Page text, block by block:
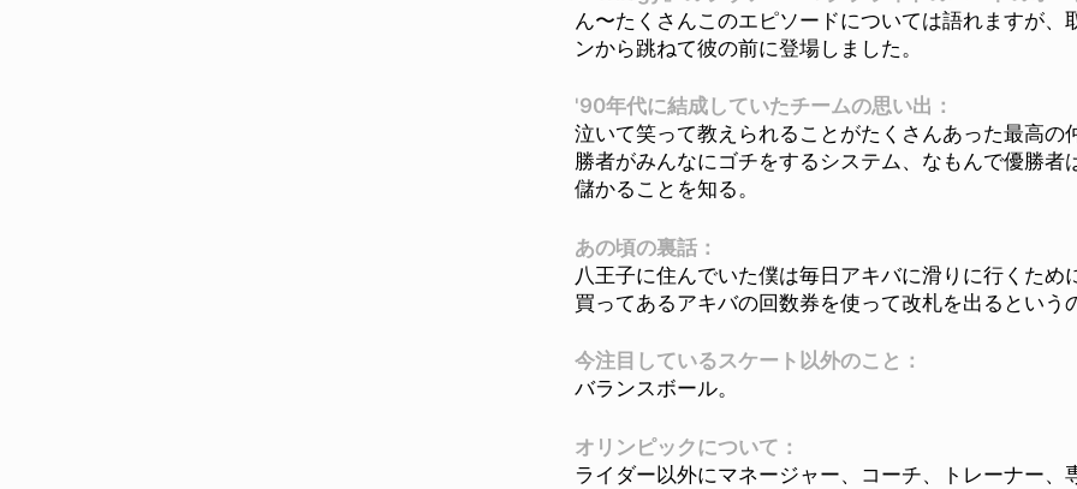
ん〜たくさんこのエピソードについては語れますが、
ンから跳ねて彼の前に登場しました。
'90年代に結成していたチームの思い出：
泣いて笑って教えられることがたくさんあった最高
勝者がみんなにゴチをするシステム、なもんで優勝
儲かることを知る。
あの頃の裏話：
八王子に住んでいた僕は毎日アキバに滑りに行くた
買ってあるアキバの回数券を使って改札を出るという
今注目しているスケート以外のこと：
バランスボール。
オリンピックについて：
ライダー以外にマネージャー、コーチ、トレーナー、